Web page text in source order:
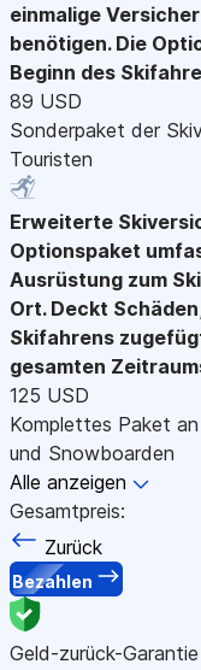
einmalige
benötigen. Die
Beginn des
89 USD
Sonderpaket der
Touristen
Erweiterte
Optionspaket
Ausrüstung zum
Ort. Deckt
Skifahrens
gesamten
125 USD
Komplettes Paket
und Snowboarden
Alle anzeigen
Gesamtpreis:
Zurück
Bezahlen
Geld-zurück-Garantie